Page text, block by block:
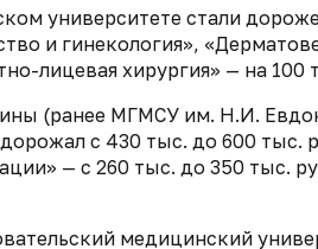
университете стали
и гинекология»,
лицевая хирургия» — на 100
(ранее МГМСУ им. Н.И.
с 430 тыс. до 600 тыс.
— с 260 тыс. до 350 тыс.
медицинский